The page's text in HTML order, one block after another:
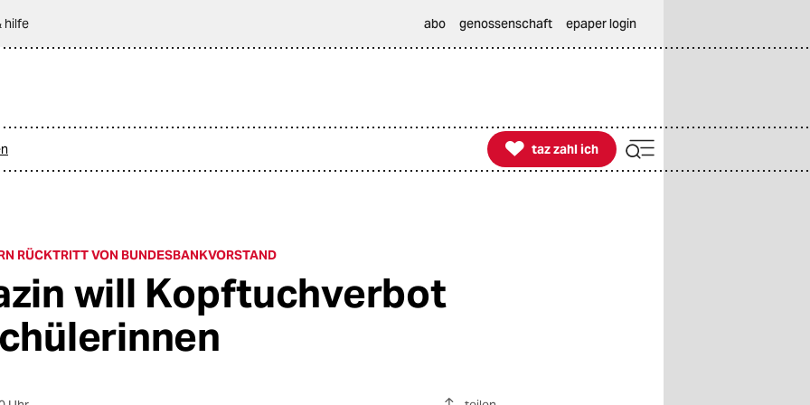
hilfe abo genossenschaft epaper login

taz zahl ich
taz zahl ich
RÜCKTRITT VON BUNDESBANKVORSTAND
will Kopftuchverbot